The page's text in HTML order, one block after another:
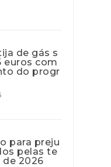
de gás s
euros com
do progr
para preju
pelas te
2026